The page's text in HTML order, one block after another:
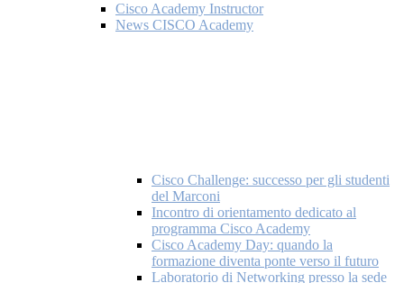
Cisco Academy Instructor
News CISCO Academy
Cisco Challenge: successo per gli studenti
del Marconi
Incontro di orientamento dedicato al
programma Cisco Academy
Cisco Academy Day: quando la
formazione diventa ponte verso il futuro
Laboratorio di Networking presso la sede